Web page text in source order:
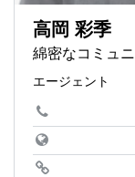
高岡 彩季
綿密なコミュ
エージェント